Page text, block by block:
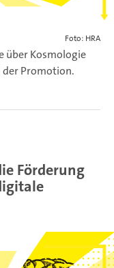
Foto: HRA
über Kosmologie
der Promotion.
Förderung